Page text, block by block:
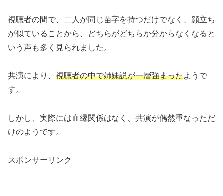
視聴者の間で、二人が同じ苗字を持つだけでなく、顔立ち
が似ていることから、どちらがどちらか分からなくなると
いう声も多く見られました。
共演により、 視聴者の中で姉妹説が一層強まったようで
す。
しかし、実際には血縁関係はなく、共演が偶然重なっただ
けのようです。
スポンサーリンク